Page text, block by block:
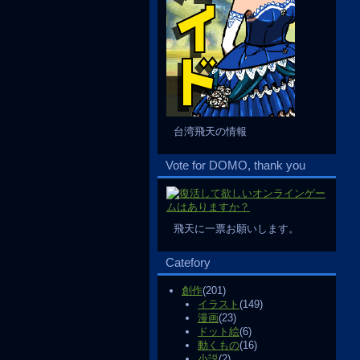
台湾飛天の情報
Vote for DOMO, thank you
飛天に一票お願いします。
Catefory
創作(201)
イラスト (149)
漫画(23)
ドット絵(6)
動くもの(16)